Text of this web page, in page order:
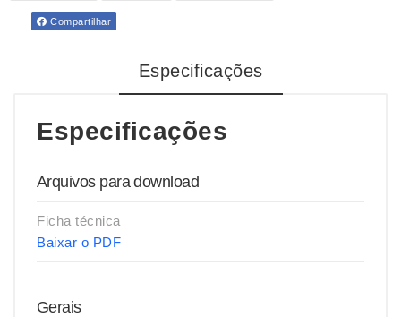
Compartilhar
Especificações
Especificações
Arquivos para download
Ficha técnica
Baixar o PDF
Gerais